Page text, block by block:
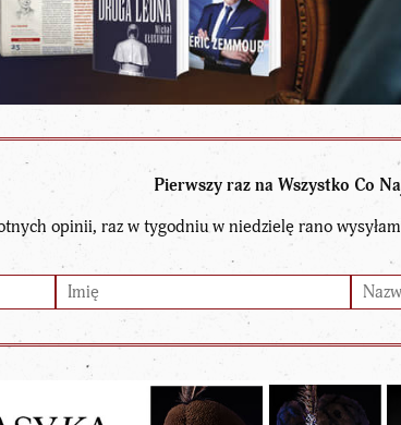
Pierwszy raz na Wszystko Co
opinii, raz w tygodniu w niedzielę rano